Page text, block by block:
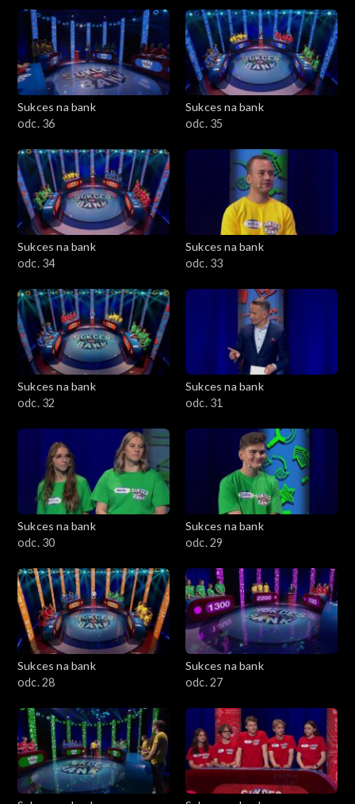
Sukces na bank
odc. 36
Sukces na bank
odc. 35
Sukces na bank
odc. 34
Sukces na bank
odc. 33
Sukces na bank
odc. 32
Sukces na bank
odc. 31
Sukces na bank
odc. 30
Sukces na bank
odc. 29
Sukces na bank
odc. 28
Sukces na bank
odc. 27